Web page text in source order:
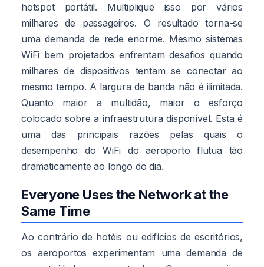
hotspot portátil. Multiplique isso por vários
milhares de passageiros. O resultado torna-se
uma demanda de rede enorme. Mesmo sistemas
WiFi bem projetados enfrentam desafios quando
milhares de dispositivos tentam se conectar ao
mesmo tempo. A largura de banda não é ilimitada.
Quanto maior a multidão, maior o esforço
colocado sobre a infraestrutura disponível. Esta é
uma das principais razões pelas quais o
desempenho do WiFi do aeroporto flutua tão
dramaticamente ao longo do dia.
Everyone Uses the Network at the
Same Time
Ao contrário de hotéis ou edifícios de escritórios,
os aeroportos experimentam uma demanda de